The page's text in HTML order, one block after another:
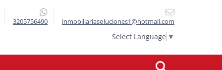
3205756490 inmobiliariasoluciones1@hotmail.com
Select Language ▼